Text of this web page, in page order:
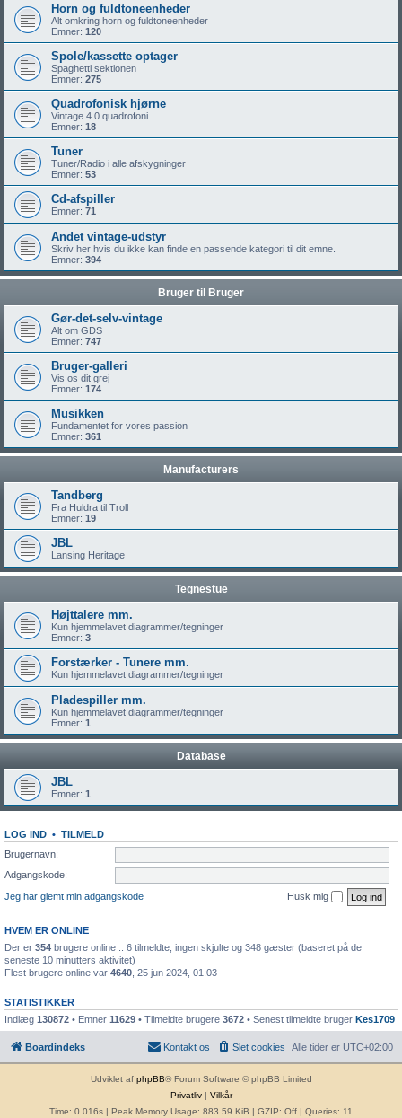
Horn og fuldtoneenheder
Alt omkring horn og fuldtoneenheder
Emner: 120
Spole/kassette optager
Spaghetti sektionen
Emner: 275
Quadrofonisk hjørne
Vintage 4.0 quadrofoni
Emner: 18
Tuner
Tuner/Radio i alle afskygninger
Emner: 53
Cd-afspiller
Emner: 71
Andet vintage-udstyr
Skriv her hvis du ikke kan finde en passende kategori til dit emne.
Emner: 394
Bruger til Bruger
Gør-det-selv-vintage
Alt om GDS
Emner: 747
Bruger-galleri
Vis os dit grej
Emner: 174
Musikken
Fundamentet for vores passion
Emner: 361
Manufacturers
Tandberg
Fra Huldra til Troll
Emner: 19
JBL
Lansing Heritage
Tegnestue
Højttalere mm.
Kun hjemmelavet diagrammer/tegninger
Emner: 3
Forstærker - Tunere mm.
Kun hjemmelavet diagrammer/tegninger
Pladespiller mm.
Kun hjemmelavet diagrammer/tegninger
Emner: 1
Database
JBL
Emner: 1
LOG IND • TILMELD
Brugernavn:
Adgangskode:
Jeg har glemt min adgangskode
Husk mig
HVEM ER ONLINE
Der er 354 brugere online :: 6 tilmeldte, ingen skjulte og 348 gæster (baseret på de
seneste 10 minutters aktivitet)
Flest brugere online var 4640 , 25 jun 2024, 01:03
STATISTIKKER
Indlæg 130872 • Emner 11629 • Tilmeldte brugere 3672 • Senest tilmeldte bruger Kes1709
Boardindeks Alle tider er UTC+02:00
Slet cookies
Kontakt os
Udviklet af phpBB® Forum Software © phpBB Limited
Privatliv| Vilkår
Time: 0.016s | Peak Memory Usage: 883.59 KiB | GZIP: Off | Queries: 11